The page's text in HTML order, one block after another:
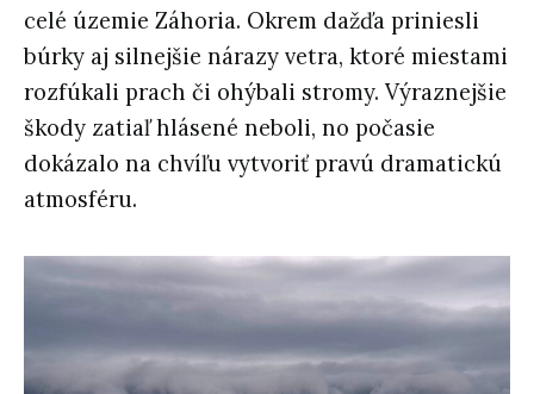
celé územie Záhoria. Okrem dažďa priniesli
búrky aj silnejšie nárazy vetra, ktoré miestami
rozfúkali prach či ohýbali stromy. Výraznejšie
škody zatiaľ hlásené neboli, no počasie
dokázalo na chvíľu vytvoriť pravú dramatickú
atmosféru.